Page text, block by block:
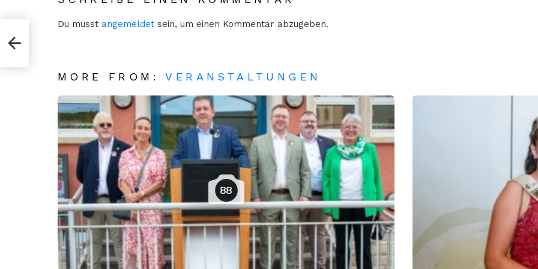
Du musst angemeldet sein, um einen Kommentar abzugeben.
MORE FROM:VERANSTALTUNGEN
88